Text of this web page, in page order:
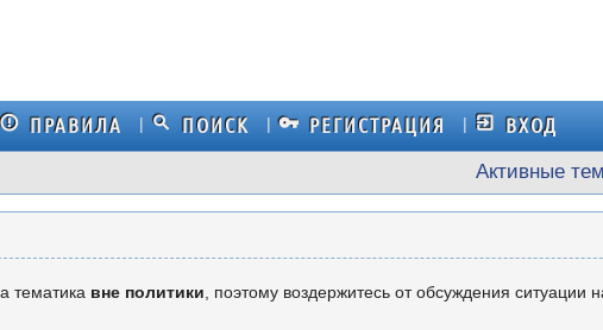
ПРАВИЛА ПОИСК РЕГИСТРАЦИЯ ВХОД
Активные
тематика вне политики , поэтому воздержитесь от обсуждения ситуации